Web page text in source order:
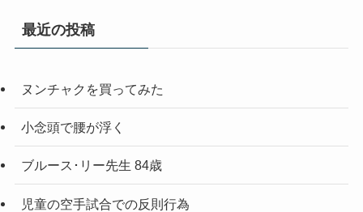
最近の投稿
ヌンチャクを買ってみた
小念頭で腰が浮く
ブルース･リー先生 84歳
児童の空手試合での反則行為